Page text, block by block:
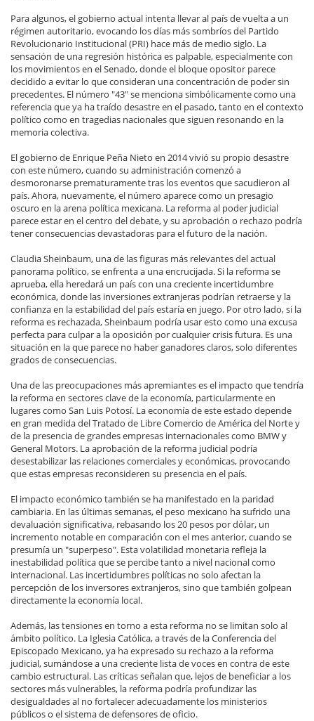
Para algunos, el gobierno actual intenta llevar al país de vuelta a un
régimen autoritario, evocando los días más sombríos del Partido
Revolucionario Institucional (PRI) hace más de medio siglo. La
sensación de una regresión histórica es palpable, especialmente con
los movimientos en el Senado, donde el bloque opositor parece
decidido a evitar lo que consideran una concentración de poder sin
precedentes. El número "43" se menciona simbólicamente como una
referencia que ya ha traído desastre en el pasado, tanto en el contexto
político como en tragedias nacionales que siguen resonando en la
memoria colectiva.
El gobierno de Enrique Peña Nieto en 2014 vivió su propio desastre
con este número, cuando su administración comenzó a
desmoronarse prematuramente tras los eventos que sacudieron al
país. Ahora, nuevamente, el número aparece como un presagio
oscuro en la arena política mexicana. La reforma al poder judicial
parece estar en el centro del debate, y su aprobación o rechazo podría
tener consecuencias devastadoras para el futuro de la nación.
Claudia Sheinbaum, una de las figuras más relevantes del actual
panorama político, se enfrenta a una encrucijada. Si la reforma se
aprueba, ella heredará un país con una creciente incertidumbre
económica, donde las inversiones extranjeras podrían retraerse y la
confianza en la estabilidad del país estaría en juego. Por otro lado, si la
reforma es rechazada, Sheinbaum podría usar esto como una excusa
perfecta para culpar a la oposición por cualquier crisis futura. Es una
situación en la que parece no haber ganadores claros, solo diferentes
grados de consecuencias.
Una de las preocupaciones más apremiantes es el impacto que tendría
la reforma en sectores clave de la economía, particularmente en
lugares como San Luis Potosí. La economía de este estado depende
en gran medida del Tratado de Libre Comercio de América del Norte y
de la presencia de grandes empresas internacionales como BMW y
General Motors. La aprobación de la reforma judicial podría
desestabilizar las relaciones comerciales y económicas, provocando
que estas empresas reconsideren su presencia en el país.
El impacto económico también se ha manifestado en la paridad
cambiaria. En las últimas semanas, el peso mexicano ha sufrido una
devaluación significativa, rebasando los 20 pesos por dólar, un
incremento notable en comparación con el mes anterior, cuando se
presumía un "superpeso". Esta volatilidad monetaria refleja la
inestabilidad política que se percibe tanto a nivel nacional como
internacional. Las incertidumbres políticas no solo afectan la
percepción de los inversores extranjeros, sino que también golpean
directamente la economía local.
Además, las tensiones en torno a esta reforma no se limitan solo al
ámbito político. La Iglesia Católica, a través de la Conferencia del
Episcopado Mexicano, ya ha expresado su rechazo a la reforma
judicial, sumándose a una creciente lista de voces en contra de este
cambio estructural. Las críticas señalan que, lejos de beneficiar a los
sectores más vulnerables, la reforma podría profundizar las
desigualdades al no fortalecer adecuadamente los ministerios
públicos o el sistema de defensores de oficio.